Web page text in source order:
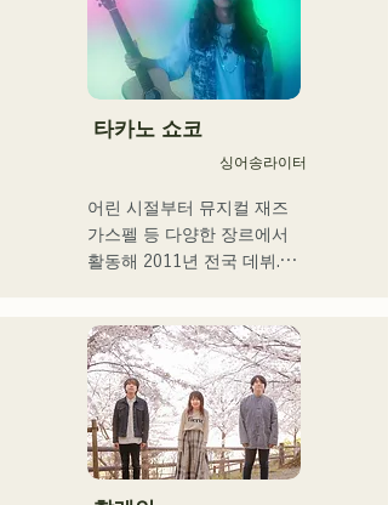
む。枠に収まりきれないマ
ルチな表現スタイルを確立
するため、日々探求を続け
ている。現在はSNSを中心
に、自身の表現を発信中。
타카노 쇼코
싱어송라이터
어린 시절부터 뮤지컬 재즈
가스펠 등 다양한 장르에서
활동해 2011년 전국 데뷔.
어져 기업 CM송이나 영화
등에도 많이 종사한다.
2014년~2017년에는 도쿄를
거점으로 활동해, 포카리스
웨트의 TVCM송이나 후지
TV 「MUSIC FAIR」에서
모리야마 나오타로씨의 코러